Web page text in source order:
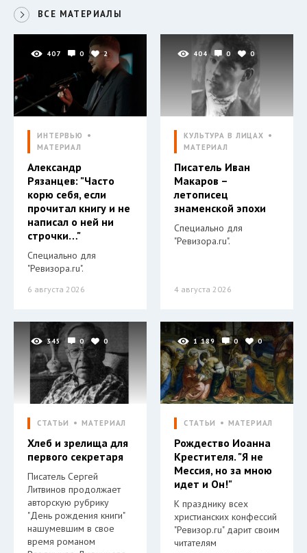
ВСЕ МАТЕРИАЛЫ
407 0 2
ИНТЕРВЬЮ
МАТЕРИАЛ
Александр
Рязанцев: "Часто
корю себя, если
прочитал книгу и не
написал о ней ни
строчки…"
Специально для
"Ревизора.ru".
6 августа 2026
404 0 0
КУЛЬТУРА В ЛИЦАХ
МАТЕРИАЛ
Писатель Иван
Макаров –
летописец
знаменской эпохи
Специально для
"Ревизора.ru".
4 августа 2026
345 0 0
СТАТЬИ МАТЕРИАЛ
Хлеб и зрелища для
первого секретаря
Писатель Сергей
Литвинов продолжает
авторскую рубрику
"День рождения книги"
нашумевшим в свое
время романом
1 189 0 0
СТАТЬИ МАТЕРИАЛ
Рождество Иоанна
Крестителя. "Я не
Мессия, но за мною
идет и Он!"
К празднику всех
христианских конфессий
"Ревизор.ru" дарит своим
читателям